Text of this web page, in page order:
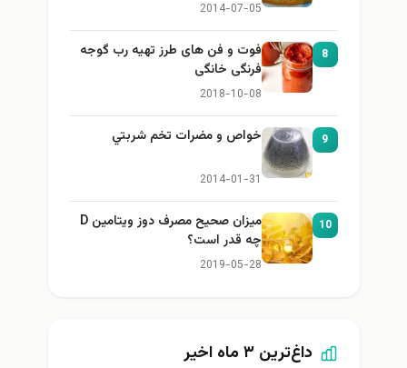
2014-07-05
8
فوت و فن های طرز تهیه رب گوجه
فرنگی خانگی
2018-10-08
9 خواص و مضرات تخم شربتي
2014-01-31
10
میزان صحیح مصرف دوز ویتامین D
چه قدر است؟
2019-05-28
داغ‌ترین ۳ ماه اخیر